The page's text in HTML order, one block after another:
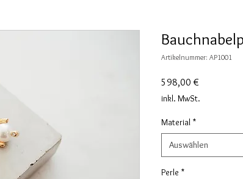
Artikelnummer: AP1001
598,00 €
inkl. MwSt.
Material *
Auswählen
Perle *